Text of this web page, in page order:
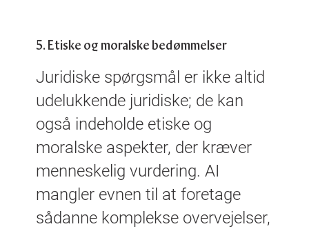
5. Etiske og moralske bedømmelser
Juridiske spørgsmål er ikke altid
udelukkende juridiske; de kan
også indeholde etiske og
moralske aspekter, der kræver
menneskelig vurdering. AI
mangler evnen til at foretage
sådanne komplekse overvejelser,